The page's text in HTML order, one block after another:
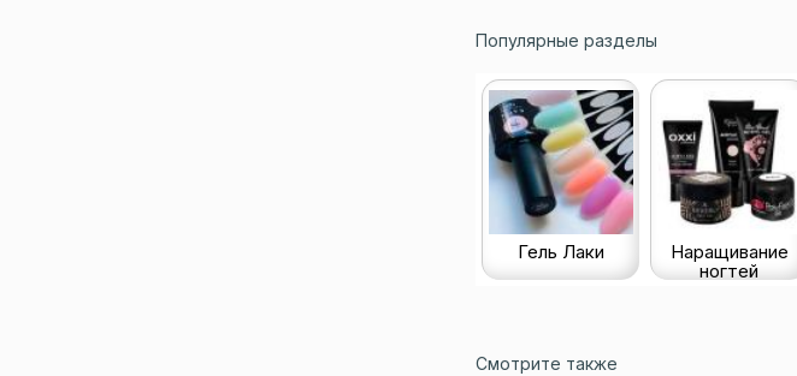
Популярные разделы
Гель Лаки
Наращивание
ногтей
Смотрите также